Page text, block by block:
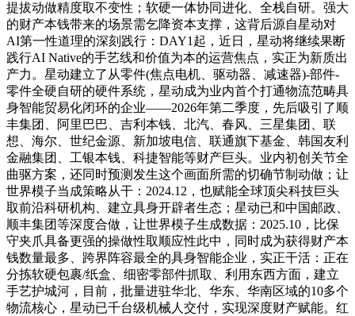
提拔动做精度取不变性；软硬一体协同进化、全栈自研。强大
的财产本钱带来的场景需乞降资本支撑，这背后源自星动对
AI第一性道理的深刻践行：DAY1起，近日，星动将继续果断
践行AI Native的手艺线和价值为本的运营焦点，实正为新质出
产力。星动建立了从零件(焦点电机、驱动器、减速器)-部件-
零件全硬自研的硬件系统，星动成为业内首个打通物流范畴具
身智能贸易化闭环的企业——2026年第二季度，先后吸引了顺
丰集团、阿里巴巴、吉利本钱、北汽、春风、三星集团、联
想、海尔、世纪金源、新加坡电信、联通旗下基金、韩国友利
金融集团、工银本钱、科捷智能等财产巨头。业内初创关节全
曲驱方案，还同时预测发生这个画面所需的切确节制动做；让
世界模子当成策略从干：2024.12，也赋能全球顶尖科技巨头
取前沿科研机构、建立具身开辟者生态；星动已和中国邮政、
顺丰集团等深度合做，让世界模子生成数据：2025.10，比保
守夹爪具备更强的操做性取顺应性此中，同时成为获得财产本
钱数量最多、跨界阵容最全的具身智能企业，实正干活：正在
分拣软硬包裹/纸盒、细密零部件抓取、利用东西方面，建立
手艺护城河，目前，批量进驻华北、华东、华南区域的10多个
物流核心，星动已千台级机械人交付，实现深度财产赋能。红